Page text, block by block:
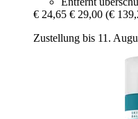
€ 24,65 € 29,00 (€
Zustellung bis 11.